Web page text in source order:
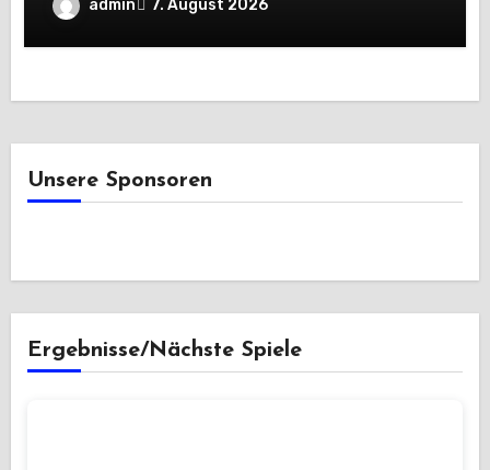
admin 7. August 2026
Unsere Sponsoren
Ergebnisse/Nächste Spiele